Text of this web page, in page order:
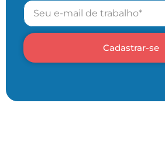
Cadastrar-se